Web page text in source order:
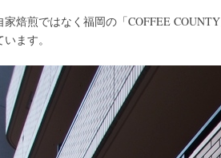
家焙煎ではなく福岡の「COFFEE COUNTY
ます。